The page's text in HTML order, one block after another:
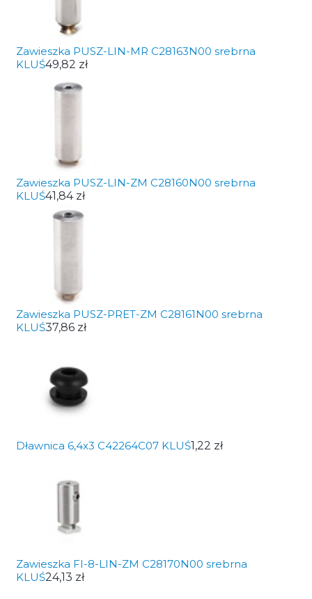
Zawieszka PUSZ-LIN-MR C28163N00 srebrna
KLUŚ49,82 zł
Zawieszka PUSZ-LIN-ZM C28160N00 srebrna
KLUŚ41,84 zł
Zawieszka PUSZ-PRET-ZM C28161N00 srebrna
KLUŚ37,86 zł
Dławnica 6,4x3 C42264C07 KLUŚ1,22 zł
Zawieszka FI-8-LIN-ZM C28170N00 srebrna
KLUŚ24,13 zł